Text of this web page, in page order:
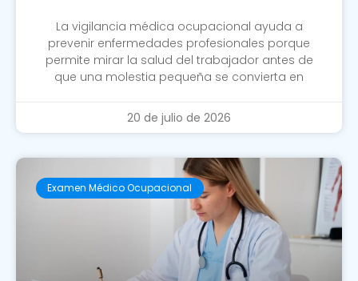
La vigilancia médica ocupacional ayuda a
prevenir enfermedades profesionales porque
permite mirar la salud del trabajador antes de
que una molestia pequeña se convierta en
20 de julio de 2026
Examen Médico Ocupacional